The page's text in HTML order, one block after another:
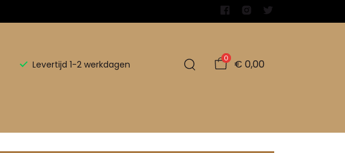
Levertijd 1-2 werkdagen
0 € 0,00